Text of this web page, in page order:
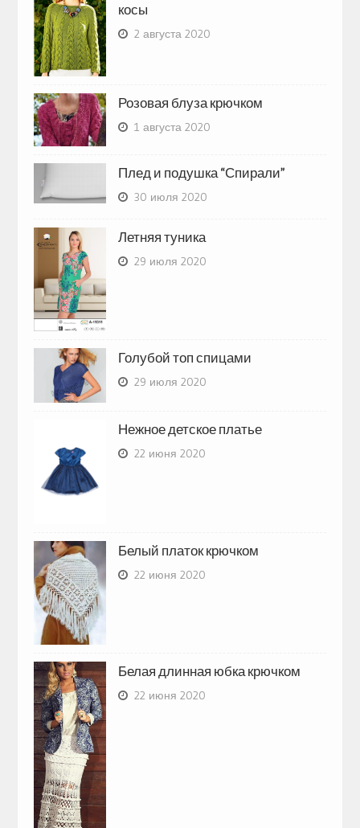
косы
2 августа 2020
Розовая блуза крючком
1 августа 2020
Плед и подушка “Спирали”
30 июля 2020
Летняя туника
29 июля 2020
Голубой топ спицами
29 июля 2020
Нежное детское платье
22 июня 2020
Белый платок крючком
22 июня 2020
Белая длинная юбка крючком
22 июня 2020